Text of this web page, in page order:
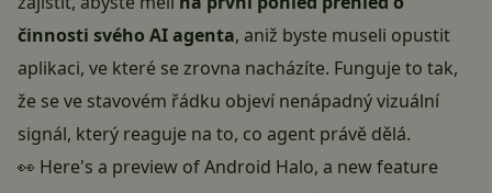
činnosti svého AI agenta, aniž byste museli opustit
aplikaci, ve které se zrovna nacházíte. Funguje to tak,
že se ve stavovém řádku objeví nenápadný vizuální
signál, který reaguje na to, co agent právě dělá.
👀 Here's a preview of Android Halo, a new feature